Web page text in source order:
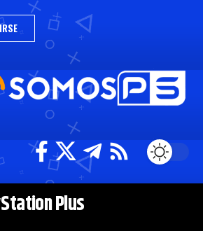
Plus